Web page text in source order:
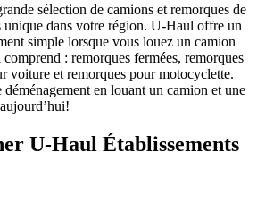
sélection de camions et remorques de
dans votre région. U-Haul offre un
simple lorsque vous louez un camion
: remorques fermées, remorques
voiture et remorques pour motocyclette.
en louant un camion et une
U-Haul Établissements